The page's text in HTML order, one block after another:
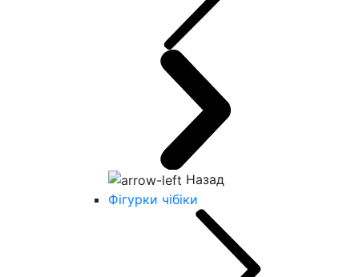
Назад
Фігурки чібіки